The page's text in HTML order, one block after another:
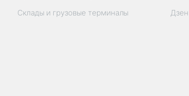
Склады и грузовые терминалы Дзен